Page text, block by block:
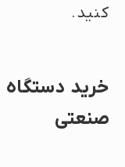
کنید.
خرید
صنعتی